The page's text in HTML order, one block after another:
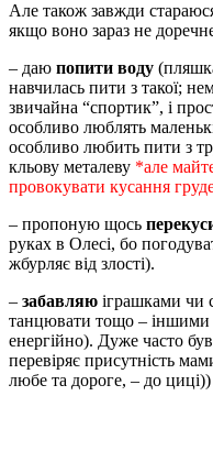
Але також завжди
якщо воно зараз не
– даю попити воду
навчилась пити з такої;
звичайна “спортик”, і
особливо люблять
особливо любить пити з
кльову металеву *але
провокувати кусання
– пропоную щось
руках в Олесі, бо
жбурляє від злості).
– забавляю іграшками чи
танцювати тощо – іншими
енергійно). Дуже часто
перевіряє присутність
любе та дороге, – до циці))